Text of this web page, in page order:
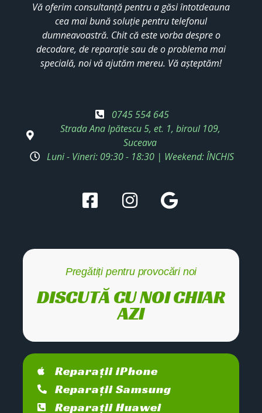
Vă oferim consultanță pentru a găsi întotdeauna
cea mai bună soluție pentru telefonul
dumneavoastră. Chit că este vorba despre o
decodare, de reparație sau de o problema mai
specială, noi vă ajutăm mereu. Vă așteptăm!
0745 554 645
Strada Ana Ipătescu 5, et. 1, biroul 109,
Suceava
Luni - Vineri: 09:30 - 18:30 | Weekend: ÎNCHIS
Pregătiți pentru provocări noi
DISCUTĂ CU NOI CHIAR
AZI
Reparații iPhone
Reparații Samsung
Reparații Huawei